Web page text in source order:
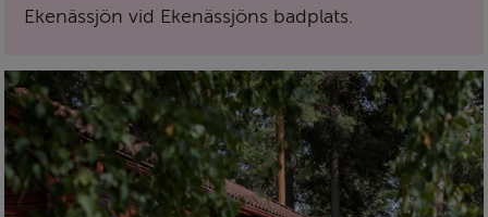
Ekenässjön vid Ekenässjöns badplats.